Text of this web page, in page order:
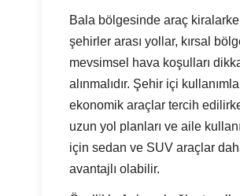
Bala bölgesinde araç
şehirler arası yollar, kırsal
mevsimsel hava koşulları
alınmalıdır. Şehir içi
ekonomik araçlar tercih
uzun yol planları ve aile
için sedan ve SUV araçlar
avantajlı olabilir.